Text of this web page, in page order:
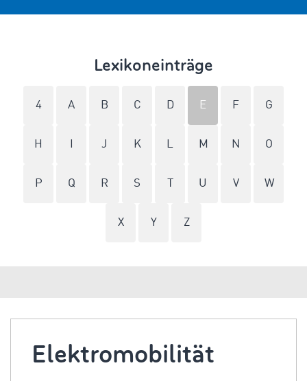
Lexikoneinträge
4 A B C D E F G
H J K L M N O
P Q R S U V W
X Y Z
Elektromobilität